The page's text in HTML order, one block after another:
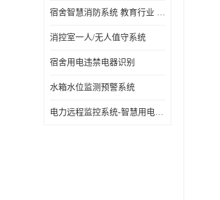
宿舍智慧消防系统 教育行业 摄像头升级
消控室一人/无人值守系统
宿舍用电违禁电器识别
水箱水位监测预警系统
电力远程监控系统-智慧用电安全监控管理系统